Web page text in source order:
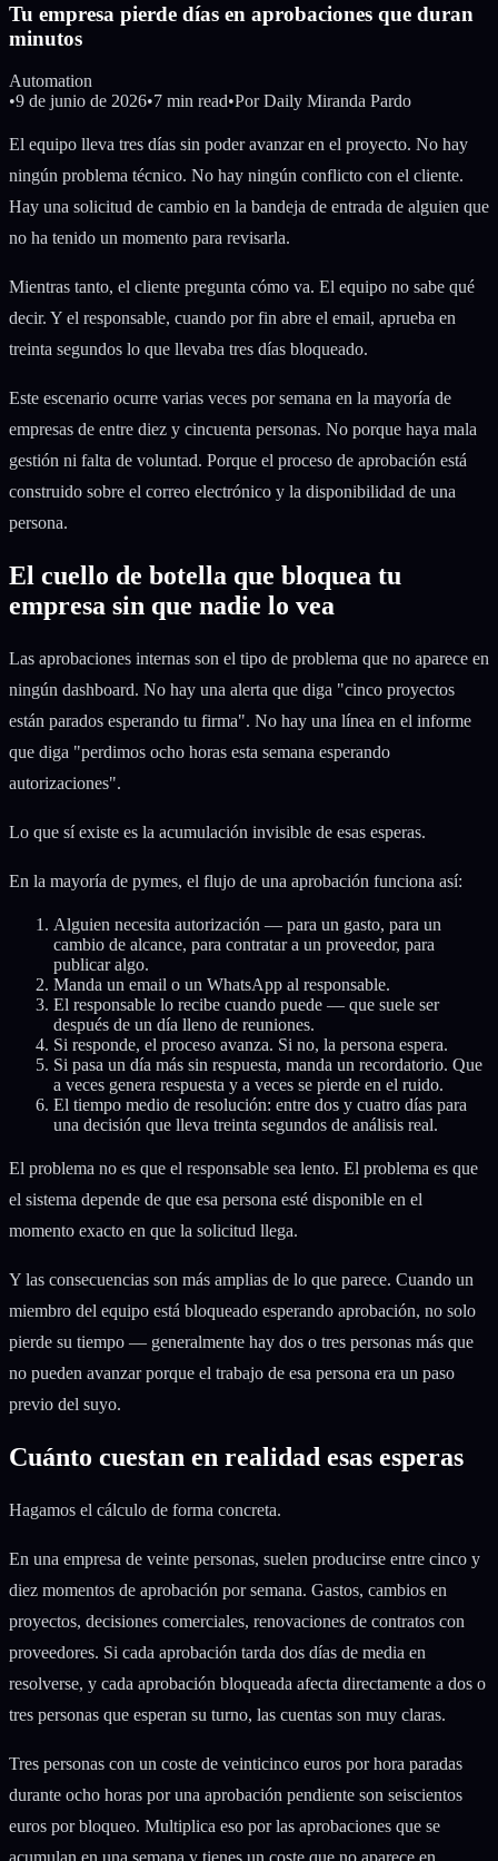
Tu empresa pierde días en aprobaciones que duran
minutos
Automation
•9 de junio de 2026•7 min read•Por Daily Miranda Pardo
El equipo lleva tres días sin poder avanzar en el proyecto. No hay
ningún problema técnico. No hay ningún conflicto con el cliente.
Hay una solicitud de cambio en la bandeja de entrada de alguien que
no ha tenido un momento para revisarla.
Mientras tanto, el cliente pregunta cómo va. El equipo no sabe qué
decir. Y el responsable, cuando por fin abre el email, aprueba en
treinta segundos lo que llevaba tres días bloqueado.
Este escenario ocurre varias veces por semana en la mayoría de
empresas de entre diez y cincuenta personas. No porque haya mala
gestión ni falta de voluntad. Porque el proceso de aprobación está
construido sobre el correo electrónico y la disponibilidad de una
persona.
El cuello de botella que bloquea tu
empresa sin que nadie lo vea
Las aprobaciones internas son el tipo de problema que no aparece en
ningún dashboard. No hay una alerta que diga "cinco proyectos
están parados esperando tu firma". No hay una línea en el informe
que diga "perdimos ocho horas esta semana esperando
autorizaciones".
Lo que sí existe es la acumulación invisible de esas esperas.
En la mayoría de pymes, el flujo de una aprobación funciona así:
Alguien necesita autorización — para un gasto, para un
cambio de alcance, para contratar a un proveedor, para
publicar algo.
Manda un email o un WhatsApp al responsable.
El responsable lo recibe cuando puede — que suele ser
después de un día lleno de reuniones.
Si responde, el proceso avanza. Si no, la persona espera.
Si pasa un día más sin respuesta, manda un recordatorio. Que
a veces genera respuesta y a veces se pierde en el ruido.
El tiempo medio de resolución: entre dos y cuatro días para
una decisión que lleva treinta segundos de análisis real.
El problema no es que el responsable sea lento. El problema es que
el sistema depende de que esa persona esté disponible en el
momento exacto en que la solicitud llega.
Y las consecuencias son más amplias de lo que parece. Cuando un
miembro del equipo está bloqueado esperando aprobación, no solo
pierde su tiempo — generalmente hay dos o tres personas más que
no pueden avanzar porque el trabajo de esa persona era un paso
previo del suyo.
Cuánto cuestan en realidad esas esperas
Hagamos el cálculo de forma concreta.
En una empresa de veinte personas, suelen producirse entre cinco y
diez momentos de aprobación por semana. Gastos, cambios en
proyectos, decisiones comerciales, renovaciones de contratos con
proveedores. Si cada aprobación tarda dos días de media en
resolverse, y cada aprobación bloqueada afecta directamente a dos o
tres personas que esperan su turno, las cuentas son muy claras.
Tres personas con un coste de veinticinco euros por hora paradas
durante ocho horas por una aprobación pendiente son seiscientos
euros por bloqueo. Multiplica eso por las aprobaciones que se
acumulan en una semana y tienes un coste que no aparece en